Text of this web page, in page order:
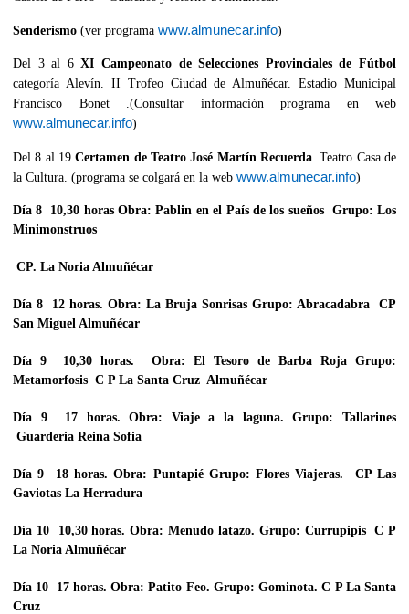
Senderismo (ver programa www.almunecar.info)
Del 3 al 6XI Campeonato de Selecciones Provinciales de Fútbol
categoría Alevín. II Trofeo Ciudad de Almuñécar. Estadio Municipal
Francisco Bonet .(Consultar información programa en web
www.almunecar.info)
Del 8 al 19Certamen de Teatro José Martín Recuerda. Teatro Casa de
la Cultura. (programa se colgará en la web www.almunecar.info)
Día 8 10,30 horas Obra:Pablin en el País de los sueñosGrupo:Los
Minimonstruos
CP. La Noria Almuñécar
Día 8 12 horas. Obra: La Bruja Sonrisas Grupo: Abracadabra CP
San Miguel Almuñécar
Día 9 10,30 horas. Obra: El Tesoro de Barba RojaGrupo:
Metamorfosis C P La Santa Cruz Almuñécar
Día 9 17 horas. Obra: Viaje a la laguna. Grupo:Tallarines
Guarderia Reina Sofia
Día 9 18 horas. Obra: PuntapiéGrupo: Flores Viajeras. CP Las
Gaviotas La Herradura
Día 10 10,30 horas. Obra: Menudo latazo. Grupo: CurrupipisC P
La Noria Almuñécar
Día 10 17 horas. Obra:Patito Feo. Grupo:Gominota. C P La Santa
Cruz